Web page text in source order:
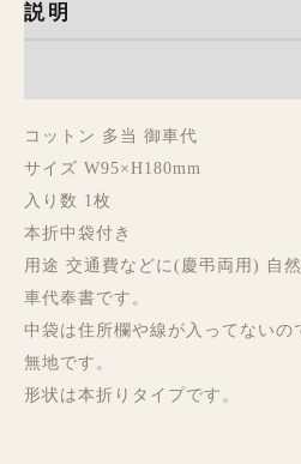
説明
コットン 多当 御車代
サイズ W95×H180mm
入り数 1枚
本折中袋付き
用途 交通費などに(慶弔両用) 自
車代奉書です。
中袋は住所欄や線が入ってないの
無地です。
形状は本折りタイプです。